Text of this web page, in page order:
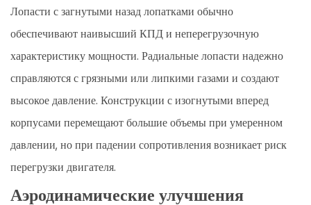
Лопасти с загнутыми назад лопатками обычно
обеспечивают наивысший КПД и неперегрузочную
характеристику мощности. Радиальные лопасти надежно
справляются с грязными или липкими газами и создают
высокое давление. Конструкции с изогнутыми вперед
корпусами перемещают большие объемы при умеренном
давлении, но при падении сопротивления возникает риск
перегрузки двигателя.
Аэродинамические улучшения